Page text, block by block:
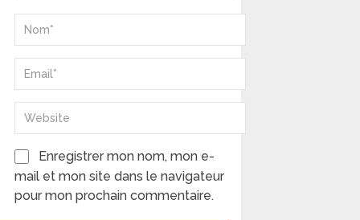
Enregistrer mon nom, mon e-
mail et mon site dans le navigateur
pour mon prochain commentaire.